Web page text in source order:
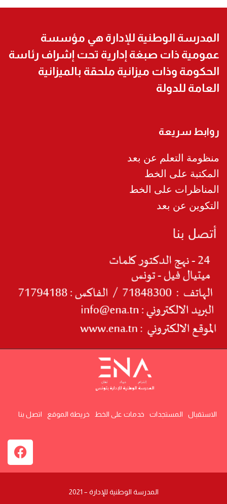
المدرسة الوطنية للإدارة هي مؤسسة
عمومية ذات صبغة إدارية تحت إشراف رئاسة
الحكومة وذات ميزانية ملحقة بالميزانية
العامة للدولة
روابط سريعة
منظومة التعلم عن بعد
المكتبة على الخط
المناظرات على الخط
التكوين عن بعد
الاستقبال المستجدات خدمات على الخط خريطة الموقع اتصل بنا
المدرسة الوطنية للإدارة – 2021